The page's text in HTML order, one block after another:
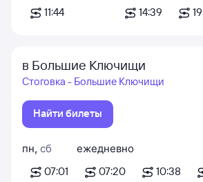
11:44
14:39
в Большие Ключищи
Стоговка - Большие Ключищи
Найти билеты
пн, сб
07:01
ежедневно
07:20
10:38